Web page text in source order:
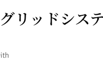
リッドシス